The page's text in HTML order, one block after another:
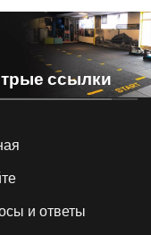
ссылки
и ответы